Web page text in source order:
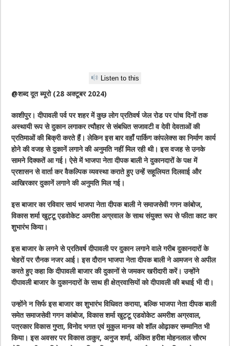
Listen to this
@शब्द दूत ब्यूरो (28 अक्टूबर 2024)
काशीपुर। दीपावली पर्व पर शहर में कुछ लोग प्रतिवर्ष जेल रोड पर पांच दिनों तक
अस्थायी रूप से दुकान लगाकर त्यौहार से संबधित सजावटी व देवी देवताओं की
प्रतिमाओं की बिक्री करते हैं। लेकिन इस बार वहाँ पार्किग कांपलेक्स का निर्माण कार्य
होने की वजह से दुकानें लगाने की अनुमति नहीं मिल रही थी। इस वजह से उनके
सामने दिक्कतें आ गई। ऐसे में भाजपा नेता दीपक बाली ने दुकानदारों के पक्ष में
प्रशासन से वार्ता कर वैकल्पिक व्यवस्था कराते हुए उन्हें सहूलियत दिलवाई और
आखिरकार दुकानें लगाने की अनुमति मिल गई।
इस बाजार का रविवार सायं भाजपा नेता दीपक बाली ने समाजसेवी गगन कांबोज,
विकास शर्मा खुट्टू एडवोकेट अमरीश अग्रवाल के साथ संयुक्त रूप से फीता काट कर
शुभारंभ किया।
इस बाजार के लगने से प्रतिवर्ष दीपावली पर दुकान लगाने वाले गरीब दुकानदारों के
चेहरों पर रौनक नजर आई। इस दौरान भाजपा नेता दीपक बाली ने आमजन से अपील
करते हुए कहा कि दीपावली बाजार की दुकानों से जमकर खरीदारी करें। उन्होंने
दीपावली बाजार के दुकानदारों के साथ ही क्षेत्रवासियों को दीपावली की बधाई भी दी।
उन्होंने न सिर्फ इस बाजार का शुभारंभ विधिवत कराया, बल्कि भाजपा नेता दीपक बाली
समेत समाजसेवी गगन कांबोज, विकास शर्मा खुट्टू एडवोकेट अमरीश अग्रवाल,
पत्रकार विकास गुप्ता, विनोद भगत एवं मुकुल मानव को शॉल ओढ़ाकर सम्मानित भी
किया। इस अवसर पर विकास ठाकुर, अनुज शर्मा, अंकित हरीश मोहनलाल सौरभ